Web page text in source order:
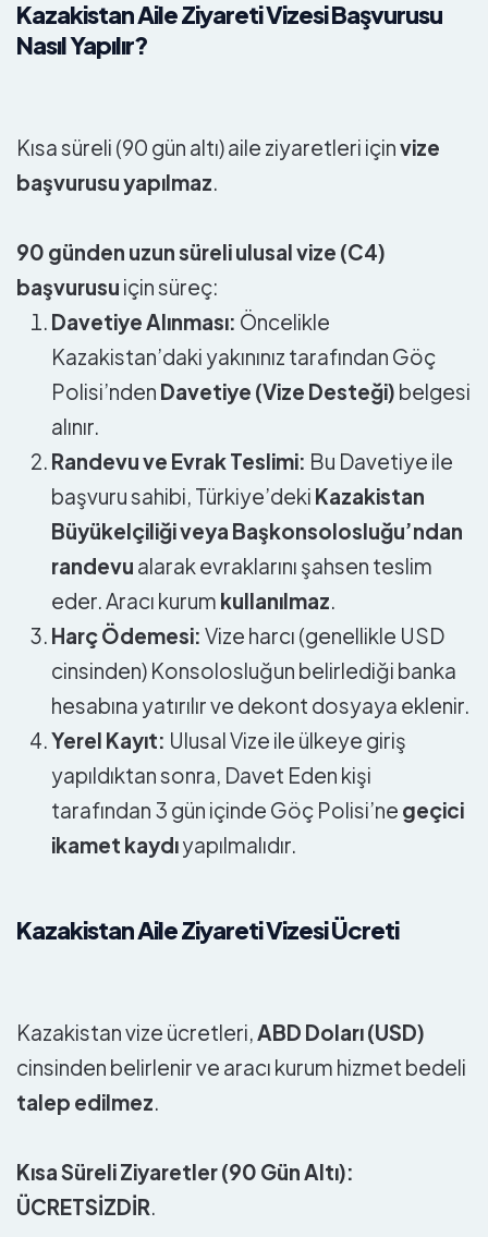
Kazakistan Aile Ziyareti Vizesi Başvurusu
Nasıl Yapılır?
Kısa süreli (90 gün altı) aile ziyaretleri içinvize
başvurusu yapılmaz.
90 günden uzun süreli ulusal vize (C4)
başvurusu için süreç:
Davetiye Alınması: Öncelikle
Kazakistan’daki yakınınız tarafından Göç
Polisi’nden Davetiye (Vize Desteği) belgesi
alınır.
Randevu ve Evrak Teslimi: Bu Davetiye ile
başvuru sahibi, Türkiye’deki Kazakistan
Büyükelçiliği veya Başkonsolosluğu’ndan
randevu alarak evraklarını şahsen teslim
eder. Aracı kurum kullanılmaz.
Harç Ödemesi: Vize harcı (genellikle USD
cinsinden) Konsolosluğun belirlediği banka
hesabına yatırılır ve dekont dosyaya eklenir.
Yerel Kayıt: Ulusal Vize ile ülkeye giriş
yapıldıktan sonra, Davet Eden kişi
tarafından 3 gün içinde Göç Polisi’ne geçici
ikamet kaydıyapılmalıdır.
Kazakistan Aile Ziyareti Vizesi Ücreti
Kazakistan vize ücretleri,ABD Doları (USD)
cinsinden belirlenir ve aracı kurum hizmet bedeli
talep edilmez.
Kısa Süreli Ziyaretler (90 Gün Altı):
ÜCRETSİZDİR.